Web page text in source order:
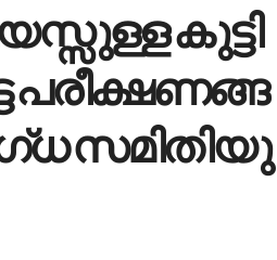
കു​​ട്ടി​​
പ​​രീ​​ക്ഷ​​ണ​​ങ്ങ​​
സ​​മി​​തി​​യു​​